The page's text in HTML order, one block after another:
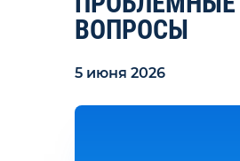
ВОПРОСЫ
5 июня 2026